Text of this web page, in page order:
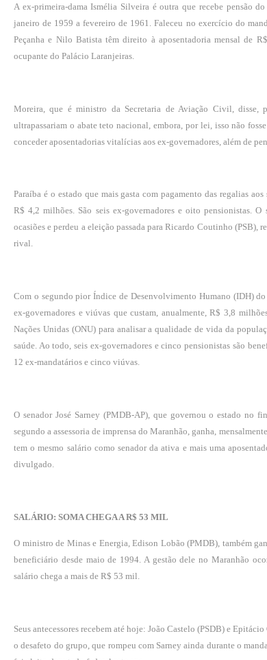
A ex-primeira-dama Ismélia Silveira é outra que recebe pensão
janeiro de 1959 a fevereiro de 1961. Faleceu no exercício do
Peçanha e Nilo Batista têm direito à aposentadoria mensal de
ocupante do Palácio Laranjeiras.
Moreira, que é ministro da Secretaria de Aviação Civil, disse,
ultrapassariam o abate teto nacional, embora, por lei, isso não
conceder aposentadorias vitalícias aos ex-governadores, além de
Paraíba é o estado que mais gasta com pagamento das regalias
R$ 4,2 milhões. São seis ex-governadores e oito pensionistas.
ocasiões e perdeu a eleição passada para Ricardo Coutinho (PSB),
rival.
Com o segundo pior Índice de Desenvolvimento Humano (IDH)
ex-governadores e viúvas que custam, anualmente, R$ 3,8
Nações Unidas (ONU) para analisar a qualidade de vida da
saúde. Ao todo, seis ex-governadores e cinco pensionistas são
12 ex-mandatários e cinco viúvas.
O senador José Sarney (PMDB-AP), que governou o estado no
segundo a assessoria de imprensa do Maranhão, ganha,
tem o mesmo salário como senador da ativa e mais uma
divulgado.
SALÁRIO: SOMA CHEGA A R$ 53 MIL
O ministro de Minas e Energia, Edison Lobão (PMDB), também
beneficiário desde maio de 1994. A gestão dele no Maranhão
salário chega a mais de R$ 53 mil.
Seus antecessores recebem até hoje: João Castelo (PSDB) e
o desafeto do grupo, que rompeu com Sarney ainda durante o